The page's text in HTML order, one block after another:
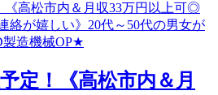
定！《高松市内＆月